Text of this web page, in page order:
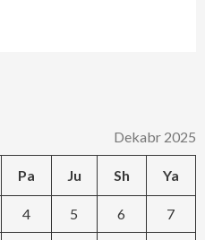
Dekabr 2025
Pa Ju Sh Ya
4 5 6 7